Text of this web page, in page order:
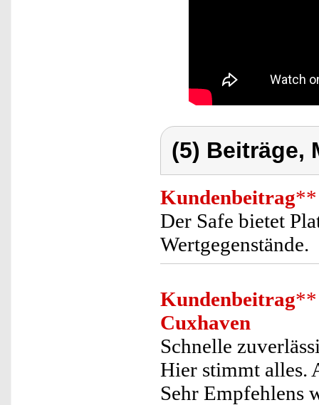
(5) Beiträge,
Kundenbeitrag**
Der Safe bietet
Wertgegenstände.
Kundenbeitrag**
Cuxhaven
Schnelle
Hier stimmt alles.
Sehr Empfehlens